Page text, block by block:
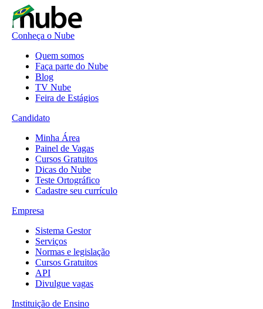
Conheça o Nube
Quem somos
Faça parte do Nube
Blog
TV Nube
Feira de Estágios
Candidato
Minha Área
Painel de Vagas
Cursos Gratuitos
Dicas do Nube
Teste Ortográfico
Cadastre seu currículo
Empresa
Sistema Gestor
Serviços
Normas e legislação
Cursos Gratuitos
API
Divulgue vagas
Instituição de Ensino